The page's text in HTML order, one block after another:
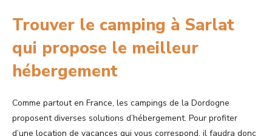
Trouver le camping à Sarlat
qui propose le meilleur
hébergement
Comme partout en France, les campings de la Dordogne
proposent diverses solutions d’hébergement. Pour profiter
d’une location de vacances qui vous correspond, il faudra donc